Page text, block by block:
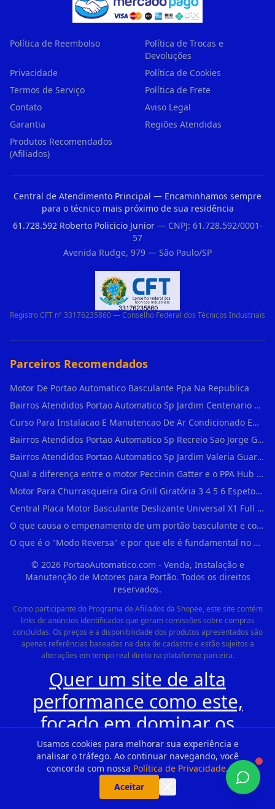
Usamos cookies para melhorar sua experiência e
analisar o tráfego. Ao continuar navegando, você
concorda com nossa Política de Privacidade.
Aceitar
Política de Reembolso
Política de Trocas e
Devoluções
Privacidade
Política de Cookies
Termos de Serviço
Política de Frete
Contato
Aviso Legal
Garantia
Regiões Atendidas
Produtos Recomendados
(Afiliados)
Central de Atendimento Principal — Encaminhamos sempre
para o técnico mais próximo de sua residência
61.728.592 Roberto Policicio Junior— CNPJ: 61.728.592/0001-
57
Avenida Rudge, 979 — São Paulo/SP
Registro CFT nº 33176235860 — Conselho Federal dos Técnicos Industriais
Parceiros Recomendados
Motor De Portao Automatico Basculante Ppa Na Republica
Bairros Atendidos Portao Automatico Sp Jardim Centenario Guarulhos Sp Motor Para Portao Automatico Eletronico
Curso Para Instalacao E Manutencao De Ar Condicionado Em Sao Paulo
Bairros Atendidos Portao Automatico Sp Recreio Sao Jorge Guarulhos Sp Motor Para Portao Automatico Eletronico
Bairros Atendidos Portao Automatico Sp Jardim Valeria Guarulhos Sp Motor Para Portao Automatico Eletronico
Qual a diferença entre o motor Peccinin Gatter e o PPA Hub em Vila Romana?
Motor Para Churrasqueira Gira Grill Giratória 3 4 5 6 Espetos Gme Maxtorque Bivo em Cidade Dutra
Central Placa Motor Basculante Deslizante Universal X1 Full Range 433mhz em Vila Prudente
O que causa o empenamento de um portão basculante e como evitar em Campo Belo?
O que é o "Modo Reversa" e por que ele é fundamental no dia a dia em Itapevi?
© 2026PortaoAutomatico.com - Venda, Instalação e
Manutenção de Motores para Portão. Todos os direitos
reservados.
Como participante do Programa de Afiliados da Shopee, este site contém
links de anúncios identificados que geram comissões sobre compras
concluídas. Os preços e a disponibilidade dos produtos apresentados são
apenas referências baseadas na data de cadastro e estão sujeitos a
alterações em tempo real direto na plataforma parceira.
Quer um site de alta
performance como este,
focado em dominar os
mecanismos de busca e
gerar clientes no seu
WhatsApp todos os dias?